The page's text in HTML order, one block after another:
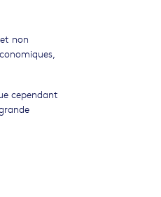
non
cependant